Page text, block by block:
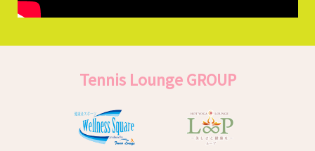
Tennis Lounge GROUP